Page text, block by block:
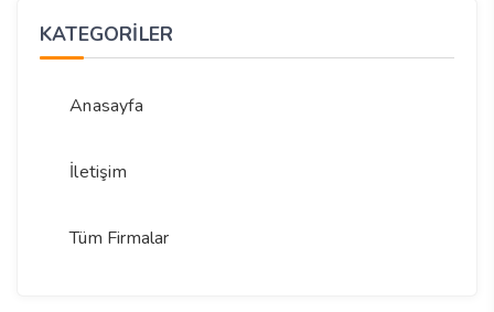
KATEGORİLER
Anasayfa
İletişim
Tüm Firmalar